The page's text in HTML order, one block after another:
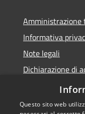
Amministrazione
Informativa
Note legali
Dichiarazione di
Dichiarazione di
Questo sito web